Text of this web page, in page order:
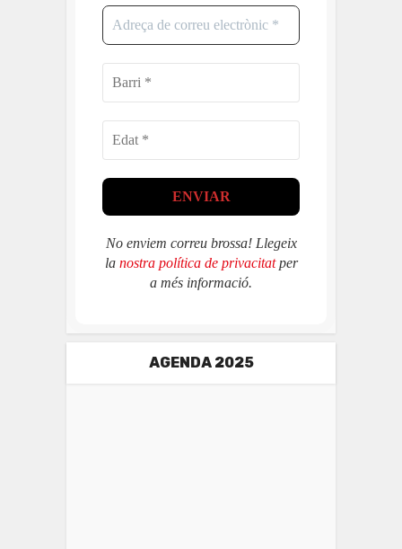
No enviem correu brossa! Llegeix
la nostra política de privacitatper
a més informació.
AGENDA 2025